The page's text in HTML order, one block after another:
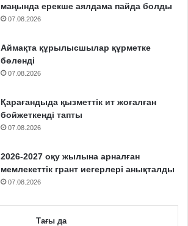
маңында ерекше аялдама пайда болды
07.08.2026
Аймақта құрылысшылар құрметке
бөленді
07.08.2026
Қарағандыда қызметтік ит жоғалған
бойжеткенді тапты
07.08.2026
2026-2027 оқу жылына арналған
мемлекеттік грант иегерлері анықталды
07.08.2026
Тағы да